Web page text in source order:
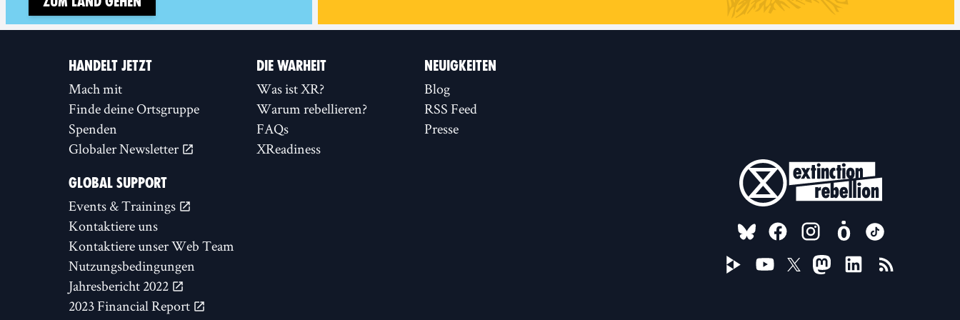
HANDELT JETZT
Mach mit
Finde deine Ortsgruppe
Spenden
Globaler Newsletter
DIE WARHEIT
Was ist XR?
Warum rebellieren?
FAQs
XReadiness
NEUIGKEITEN
Blog
RSS Feed
Presse
GLOBAL SUPPORT
Events & Trainings
Kontaktiere uns
Kontaktiere unser Web Team
Nutzungsbedingungen
Jahresbericht 2022
2023 Financial Report
FOLLOW US ON